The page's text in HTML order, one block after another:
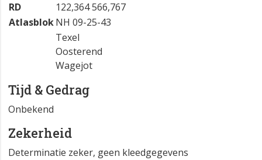
RD
122,364 566,767
AtlasblokNH 09-25-43
Texel
Oosterend
Wagejot
Tijd & Gedrag
Onbekend
Zekerheid
Determinatie zeker, geen kleedgegevens